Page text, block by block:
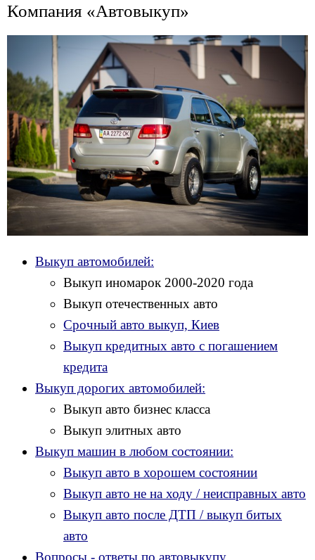
Компания «Автовыкуп»
Выкуп автомобилей:
Выкуп иномарок 2000-2020 года
Выкуп отечественных авто
Срочный авто выкуп, Киев
Выкуп кредитных авто с погашением
кредита
Выкуп дорогих автомобилей:
Выкуп авто бизнес класса
Выкуп элитных авто
Выкуп машин в любом состоянии:
Выкуп авто в хорошем состоянии
Выкуп авто не на ходу / неисправных авто
Выкуп авто после ДТП / выкуп битых
авто
Вопросы - ответы по автовыкупу